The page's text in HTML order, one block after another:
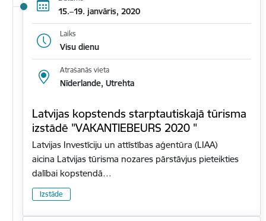
15.–19. janvāris, 2020
Laiks
Visu dienu
Atrašanās vieta
Nīderlande, Utrehta
Latvijas kopstends starptautiskajā tūrisma
izstādē "VAKANTIEBEURS 2020 "
Latvijas Investīciju un attīstības aģentūra (LIAA)
aicina Latvijas tūrisma nozares pārstāvjus pieteikties
dalībai kopstendā…
Izstāde